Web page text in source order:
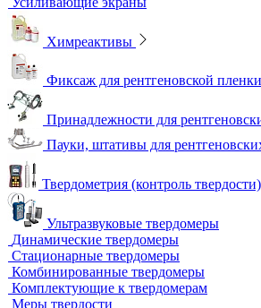
Оцифровщики рентгеновских снимков
Плоскопанельные детекторы
Принадлежности для рентгенографии
Гибкие кассеты для рентгеновской
Литеры маркировочные
Магнитные держатели для
Маркировочные знаки для
Проволочные эталоны
Универсальный шаблон радиографа
Эталоны чувствительности
Резаки
Рентгеновская плёнка
Рентгеновские аппараты постоянного
Усиливающие экраны
Химреактивы
Фиксаж для рентгеновской пленки